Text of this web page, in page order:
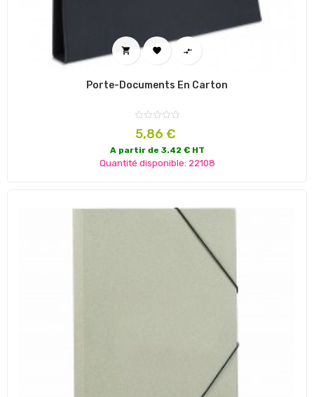
  
Porte-Documents En Carton
Prix
5,86 €
A partir de 3.42 € HT
Quantité disponible: 22108